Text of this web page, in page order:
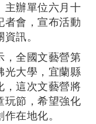
主辦單位六月十
者會，宣布活動
訊。
全國文藝營第
光大學，宜蘭縣
，這次文藝營將
玩節，希望強化
在地化。